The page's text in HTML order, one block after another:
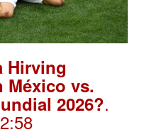
Hirving
México vs.
2026?.